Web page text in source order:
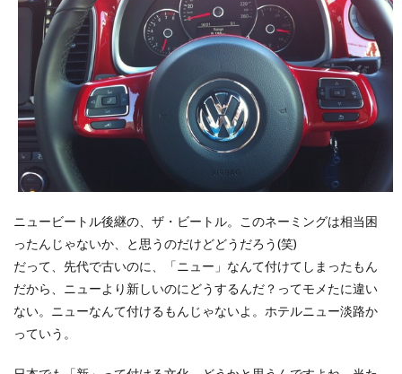
ニュービートル後継の、ザ・ビートル。このネーミングは相当困
ったんじゃないか、と思うのだけどどうだろう(笑)
だって、先代で古いのに、「ニュー」なんて付けてしまったもん
だから、ニューより新しいのにどうするんだ？ってモメたに違い
ない。ニューなんて付けるもんじゃないよ。ホテルニュー淡路か
っていう。